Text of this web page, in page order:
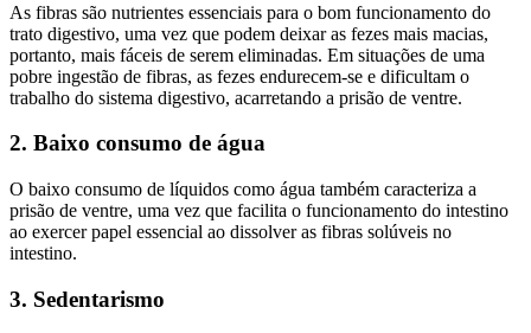
As fibras são nutrientes essenciais para o bom funcionamento do
trato digestivo, uma vez que podem deixar as fezes mais macias,
portanto, mais fáceis de serem eliminadas. Em situações de uma
pobre ingestão de fibras, as fezes endurecem-se e dificultam o
trabalho do sistema digestivo, acarretando a prisão de ventre.
2. Baixo consumo de água
O baixo consumo de líquidos como água também caracteriza a
prisão de ventre, uma vez que facilita o funcionamento do intestino
ao exercer papel essencial ao dissolver as fibras solúveis no
intestino.
3. Sedentarismo